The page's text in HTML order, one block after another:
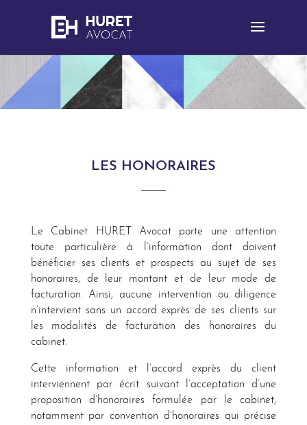
LES HONORAIRES
Le Cabinet HURET Avocat porte une attention
toute particulière à l’information dont doivent
bénéficier ses clients et prospects au sujet de ses
honoraires, de leur montant et de leur mode de
facturation. Ainsi, aucune intervention ou diligence
n’intervient sans un accord exprès de ses clients sur
les modalités de facturation des honoraires du
cabinet.
Cette information et l’accord exprès du client
interviennent par écrit suivant l’acceptation d’une
proposition d’honoraires formulée par le cabinet,
notamment par convention d’honoraires qui précise